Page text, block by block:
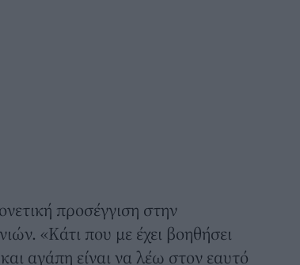
προσέγγιση στην
«Κάτι που με έχει βοηθήσει
αγάπη είναι να λέω στον εαυτό